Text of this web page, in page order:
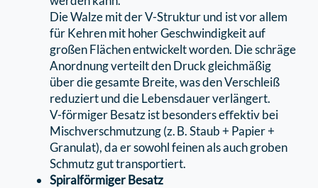
Die Walze mit der V-Struktur und ist vor allem
für Kehren mit hoher Geschwindigkeit auf
großen Flächen entwickelt worden. Die schräge
Anordnung verteilt den Druck gleichmäßig
über die gesamte Breite, was den Verschleiß
reduziert und die Lebensdauer verlängert.
V-förmiger Besatz ist besonders eﬀektiv bei
Mischverschmutzung (z. B. Staub + Papier +
Granulat), da er sowohl feinen als auch groben
Schmutz gut transportiert.
Spiralförmiger Besatz